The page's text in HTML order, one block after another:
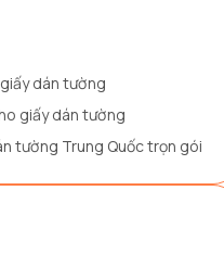
dán tường
giấy dán tường
tường Trung Quốc trọn gói